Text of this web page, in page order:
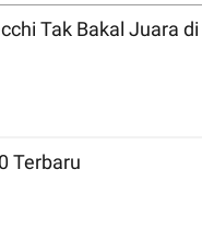
Terbaru